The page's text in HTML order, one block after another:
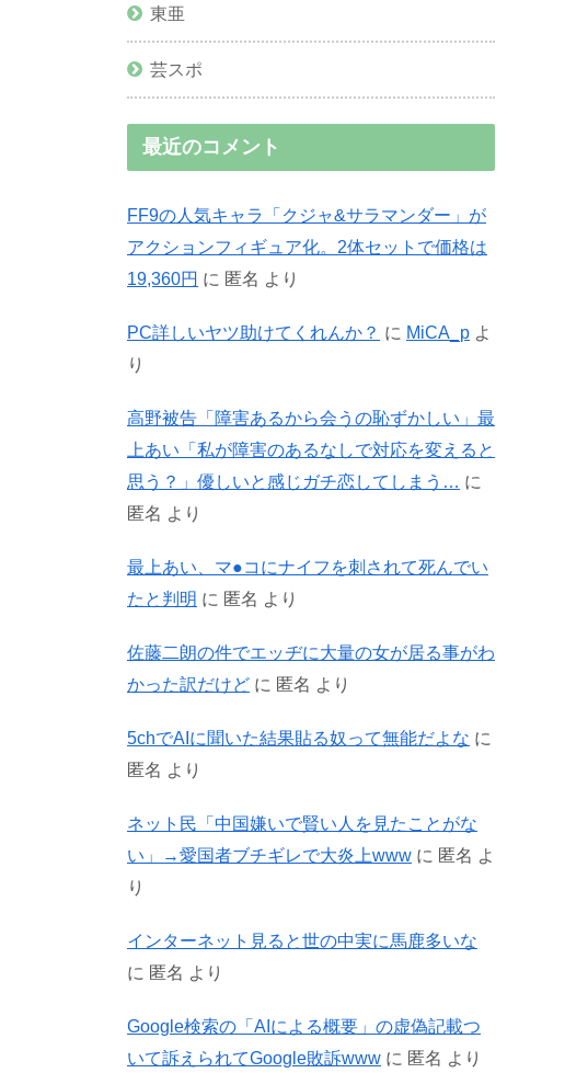
東亜
芸スポ
最近のコメント
FF9の人気キャラ「クジャ&サラマンダー」が
アクションフィギュア化。2体セットで価格は
19,360円 に 匿名 より
PC詳しいヤツ助けてくれんか？ に MiCA_p よ
り
高野被告「障害あるから会うの恥ずかしい」最
上あい「私が障害のあるなしで対応を変えると
思う？」優しいと感じガチ恋してしまう…
に
匿名 より
最上あい、マ●コにナイフを刺されて死んでい
たと判明 に 匿名 より
佐藤二朗の件でエッヂに大量の女が居る事がわ
かった訳だけど に 匿名 より
5chでAIに聞いた結果貼る奴って無能だよな に
匿名 より
ネット民「中国嫌いで賢い人を見たことがな
い」→愛国者ブチギレで大炎上www に 匿名 よ
り
インターネット見ると世の中実に馬鹿多いな
に 匿名 より
Google検索の「AIによる概要」の虚偽記載つ
いて訴えられてGoogle敗訴www に 匿名 より